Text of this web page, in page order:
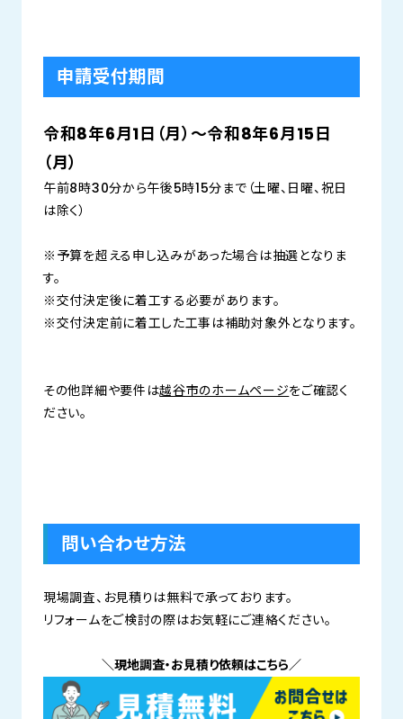
申請受付期間
令和8年6月1日（月）～令和8年6月15日
（月）
午前8時30分から午後5時15分まで（土曜、日曜、祝日
は除く）
※予算を超える申し込みがあった場合は抽選となりま
す。
※交付決定後に着工する必要があります。
※交付決定前に着工した工事は補助対象外となります。
その他詳細や要件は越谷市のホームページをご確認く
ださい。
問い合わせ方法
現場調査、お見積りは無料で承っております。
リフォームをご検討の際はお気軽にご連絡ください。
＼現地調査・お見積り依頼はこちら／